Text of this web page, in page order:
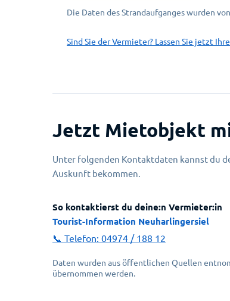
Die Daten des Strandaufganges wurden
Sind Sie der Vermieter? Lassen Sie jetzt
Jetzt Mietobjekt
Unter folgenden Kontaktdaten kannst du
Auskunft bekommen.
So kontaktierst du deine:n Vermieter:in
Tourist-Information Neuharlingersiel
📞 Telefon: 04974 / 188 12
Daten wurden aus öffentlichen Quellen
übernommen werden.